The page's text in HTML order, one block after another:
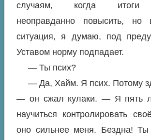
случаям, когда итоги
неоправданно повысить, но
ситуация, я думаю, под
Уставом норму подпадает.
— Ты псих?
— Да, Хайм. Я псих. Потому
— он сжал кулаки. — Я пять
научиться контролировать
оно сильнее меня. Бездна!